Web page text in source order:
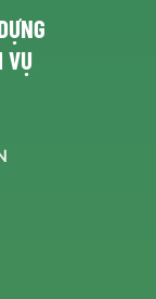
VỤ